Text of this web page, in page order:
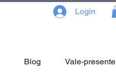
Login
Blog Vale-presente